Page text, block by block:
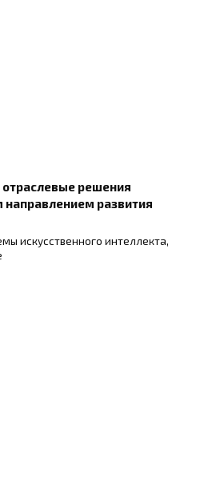
отраслевые решения
направлением развития
искусственного интеллекта,